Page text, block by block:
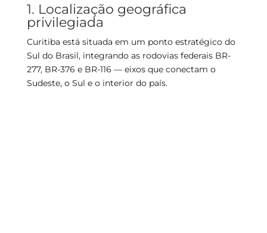
1. Localização geográfica
privilegiada
Curitiba está situada em um ponto estratégico do
Sul do Brasil, integrando as rodovias federais BR-
277, BR-376 e BR-116 — eixos que conectam o
Sudeste, o Sul e o interior do país.